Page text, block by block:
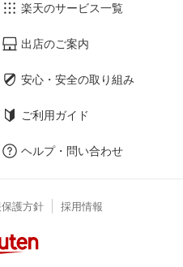
楽天のサービス一覧
出店のご案内
安心・安全の取り組み
ご利用ガイド
ヘルプ・問い合わせ
護方針 採用情報